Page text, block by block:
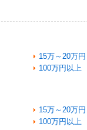
15万～20万円
100万円以上
15万～20万円
100万円以上